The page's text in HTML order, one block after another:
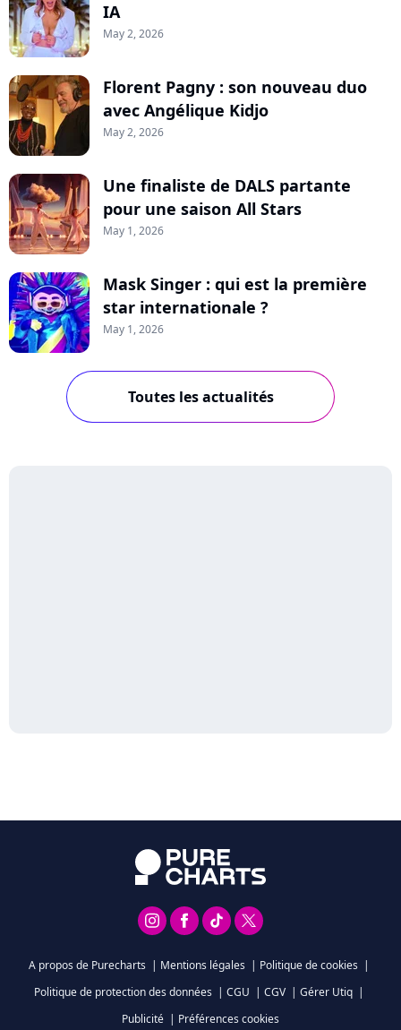
IA
May 2, 2026
Florent Pagny : son nouveau duo
avec Angélique Kidjo
May 2, 2026
Une finaliste de DALS partante
pour une saison All Stars
May 1, 2026
Mask Singer : qui est la première
star internationale ?
May 1, 2026
Toutes les actualités
A propos de Purecharts | Mentions légales | Politique de cookies |
Politique de protection des données | CGU | CGV | Gérer Utiq |
Publicité | Préférences cookies